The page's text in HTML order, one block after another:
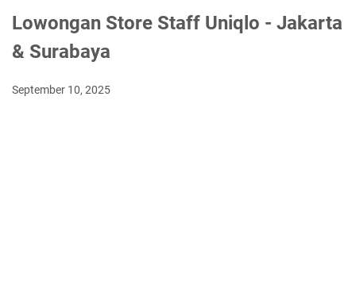
Lowongan Store Staff Uniqlo - Jakarta
& Surabaya
September 10, 2025